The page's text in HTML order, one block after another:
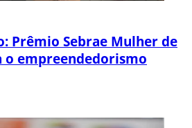
Prêmio Sebrae Mulher de
o empreendedorismo